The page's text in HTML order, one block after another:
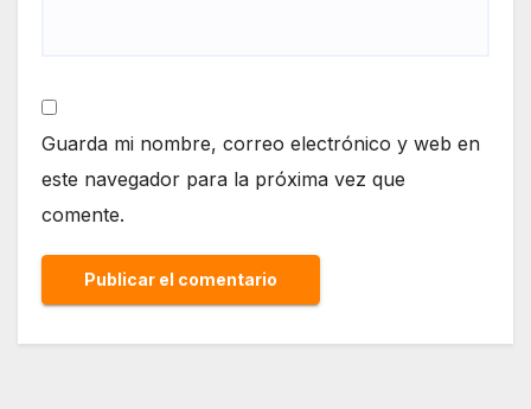
Guarda mi nombre, correo electrónico y web en
este navegador para la próxima vez que
comente.